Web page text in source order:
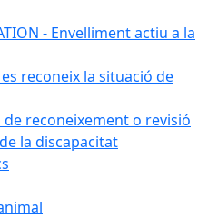
- Envelliment actiu a la
reconeix la situació de
de reconeixement o revisió
la discapacitat